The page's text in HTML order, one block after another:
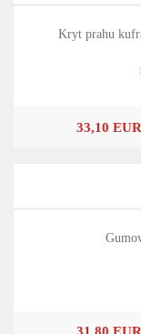
Kryt prahu
33,10 EUR